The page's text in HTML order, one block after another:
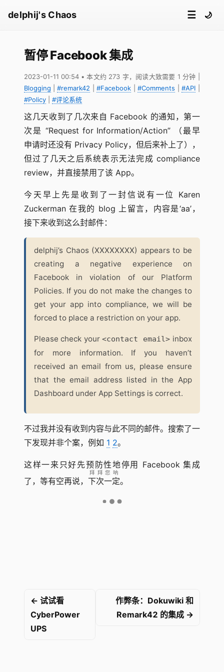
delphij's Chaos ☰ 🌙
暂停 Facebook 集成
2023-01-11 00:54 • 本文约 273 字，阅读大致需要 1 分钟
Blogging
#remark42 #Facebook #Comments #API
#Policy
#评论系统
这几天收到了几次来自 Facebook 的通知，第一
次是 “Request for Information/Action” （最早
申请时还没有 Privacy Policy，但后来补上了），
但过了几天之后系统表示无法完成 compliance
review，并直接禁用了该 App。
今天早上先是收到了一封信说有一位 Karen
Zuckerman 在我的 blog 上留言，内容是‘aa’，
接下来收到这么封邮件：
delphij’s Chaos (XXXXXXXX) appears to be
creating a negative experience on
Facebook in violation of our Platform
Policies. If you do not make the changes to
get your app into compliance, we will be
forced to place a restriction on your app.
Please check your <contact email> inbox
for more information. If you haven’t
received an email from us, please ensure
that the email address listed in the App
Dashboard under App Settings is correct.
不过我并没有收到内容与此不同的邮件。搜索了一
下发现并非个案，例如 1 2。
这样一来只好先预防性地停用 Facebook 集成
了，等有空再说， 下次一定
拜拜您呐
。
← 试试看
CyberPower
UPS
作弊条：Dokuwiki 和
Remark42 的集成 →